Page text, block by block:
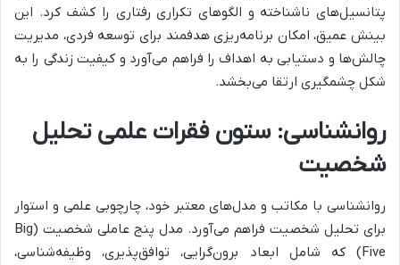
پتانسیل‌های ناشناخته و الگوهای تکراری رفتاری را کشف کرد. این
بینش عمیق، امکان برنامه‌ریزی هدفمند برای توسعه فردی، مدیریت
چالش‌ها و دستیابی به اهداف را فراهم می‌آورد و کیفیت زندگی را به
شکل چشمگیری ارتقا می‌بخشد.
روانشناسی: ستون فقرات علمی تحلیل
شخصیت
روانشناسی با مکاتب و مدل‌های معتبر خود، چارچوبی علمی و استوار
برای تحلیل شخصیت فراهم می‌آورد. مدل پنج عاملی شخصیت (Big
Five) که شامل ابعاد برون‌گرایی، توافق‌پذیری، وظیفه‌شناسی،